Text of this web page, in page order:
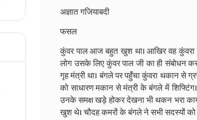
अज्ञात गजियाबदी
फसल
कुंवर पाल आज बहुत खुश था। आखिर वह कुंवरा
लोग उसके लिए कुंवर पाल जी का ही संबोधन
गृह मंत्री था। बंगले पर पहुँचा कुंवरा थकान से
को साधारण मकान से मंत्री के बंगले में
उनके समक्ष खड़े होकर देखना भी थकन भरा कार्य
खुश थे। चौदह कमरों के बंगले ने सभी सदस्यों को